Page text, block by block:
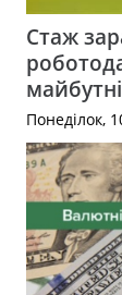
Стаж
Понеділок,